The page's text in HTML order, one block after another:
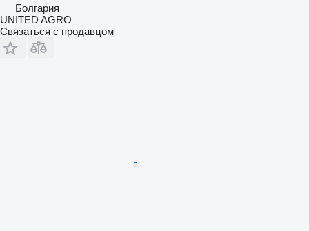
Болгария
UNITED AGRO
Связаться с продавцом